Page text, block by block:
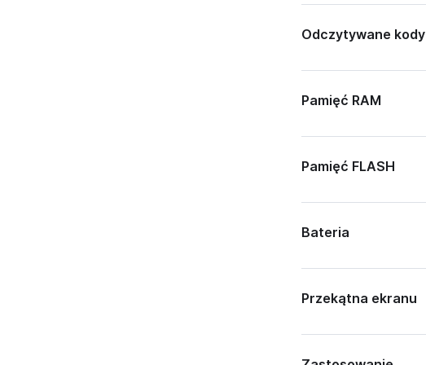
Odczytywane kody
Pamięć RAM
Pamięć FLASH
Bateria
Przekątna ekranu